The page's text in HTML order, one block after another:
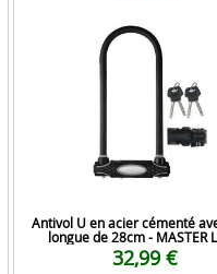
Antivol U en acier cémenté
longue de 28cm - MASTER
32,99 €